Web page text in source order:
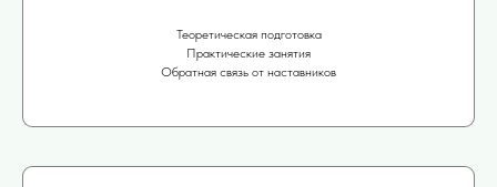
Теоретическая подготовка
Практические занятия
Обратная связь от наставников